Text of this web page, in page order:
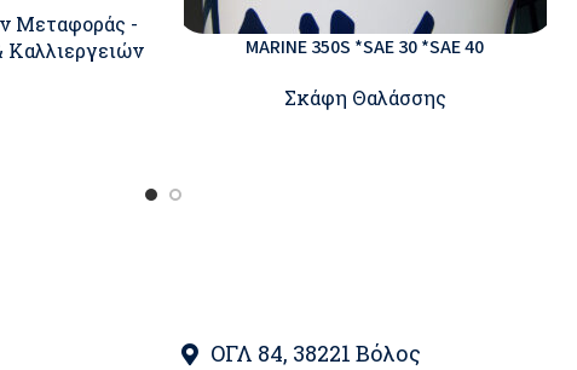
Μεταφοράς -
MARINE 350S *SAE 30 *SAE 40
Σκάφη Θαλάσσης
ΟΓΛ 84, 38221 Βόλος